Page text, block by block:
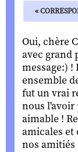
«
Oui, chère
avec grand
message:)
ensemble
fut un vrai
nous l'avoir
aimable !
amicales et
nos amitiés